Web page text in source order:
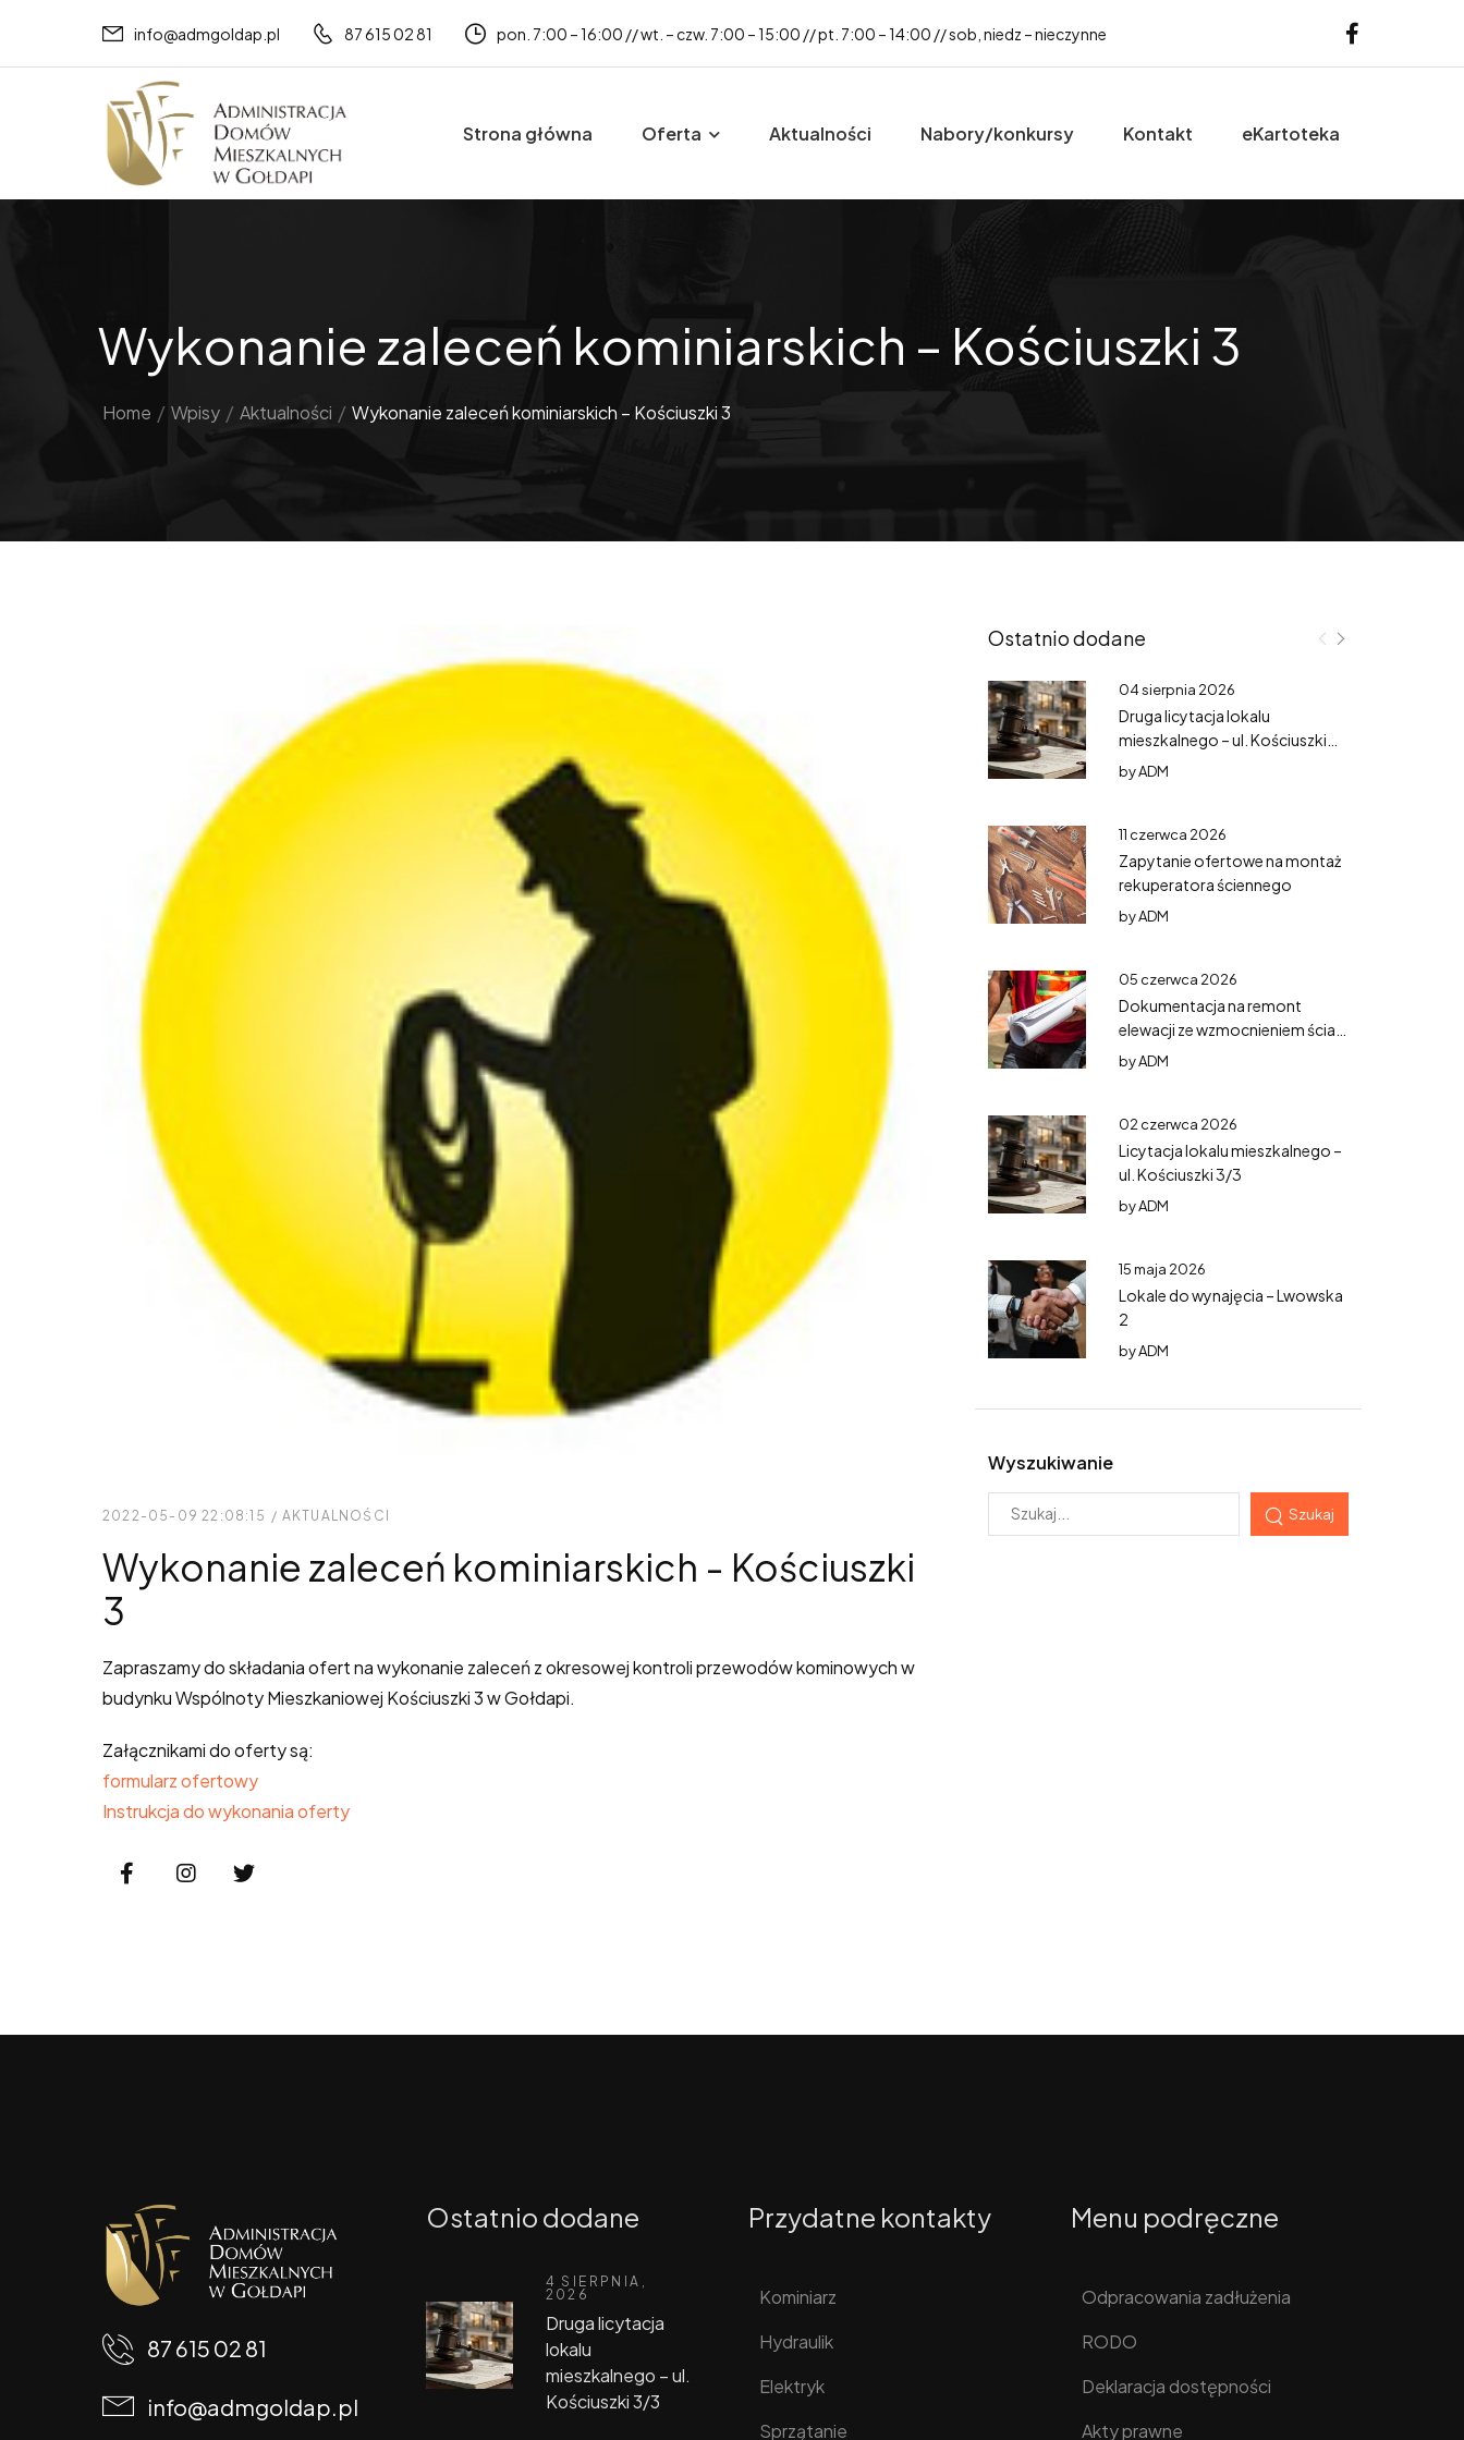
info@admgoldap.pl 87 615 02 81 pon. 7:00 – 16:00 // wt. – czw. 7:00 – 15:00 // pt. 7:00 – 14:00 // sob, niedz – nieczynne
Strona główna Oferta Aktualności Nabory/konkursy Kontakt eKartoteka
Wykonanie zaleceń kominiarskich – Kościuszki 3
Home / Wpisy / Aktualności / Wykonanie zaleceń kominiarskich – Kościuszki 3
Ostatnio dodane
04 sierpnia 2026
Druga licytacja lokalu
mieszkalnego – ul. Kościuszki
3/3
byADM
11 czerwca 2026
Zapytanie ofertowe na montaż
rekuperatora ściennego
byADM
05 czerwca 2026
Dokumentacja na remont
elewacji ze wzmocnieniem ścian
– Mazurska 5
byADM
02 czerwca 2026
Licytacja lokalu mieszkalnego –
ul. Kościuszki 3/3
byADM
15 maja 2026
Lokale do wynajęcia – Lwowska
2
byADM
Wyszukiwanie
Szukaj
2022-05-09 22:08:15 / AKTUALNOŚCI
Wykonanie zaleceń kominiarskich - Kościuszki
3
Zapraszamy do składania ofert na wykonanie zaleceń z okresowej kontroli przewodów kominowych w
budynku Wspólnoty Mieszkaniowej Kościuszki 3 w Gołdapi.
Załącznikami do oferty są:
formularz ofertowy
Instrukcja do wykonania oferty
87 615 02 81
info@admgoldap.pl
Ostatnio dodane
4 SIERPNIA,
2026
Druga licytacja
lokalu
mieszkalnego – ul.
Kościuszki 3/3
Przydatne kontakty
Kominiarz
Hydraulik
Elektryk
Sprzątanie
Menu podręczne
Odpracowania zadłużenia
RODO
Deklaracja dostępności
Akty prawne